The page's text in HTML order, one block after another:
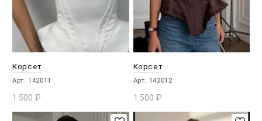
Корсет
Арт. 142011
1 500 ₽
В КОРЗИНУ
Корсет
Арт. 142012
1 500 ₽
В КОРЗИНУ